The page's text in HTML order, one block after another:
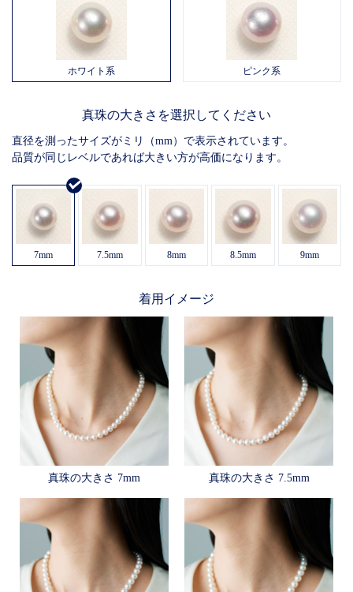
ホワイト系 ピンク系
真珠の大きさを選択してください
直径を測ったサイズがミリ（mm）で表示されています。
品質が同じレベルであれば大きい方が高価になります。
7mm 7.5mm 8mm 8.5mm 9mm
着用イメージ
真珠の⼤きさ 7mm 真珠の⼤きさ 7.5mm